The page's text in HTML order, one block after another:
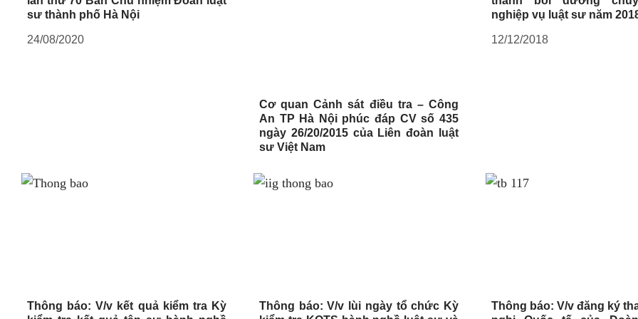
sư thành phố Hà Nội
24/08/2020
Cơ quan Cảnh sát điều tra – Công
An TP Hà Nội phúc đáp CV số 435
ngày 26/20/2015 của Liên đoàn luật
sư Việt Nam
nghiệp vụ luật sư năm
12/12/2018
Thông báo: V/v kết quả kiểm tra Kỳ
Thông báo: V/v lùi ngày tổ chức Kỳ
Thông báo: V/v đăng ký